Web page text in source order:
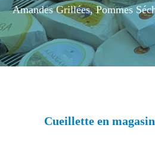
Amandes Grillées, Pommes
Cueillette en